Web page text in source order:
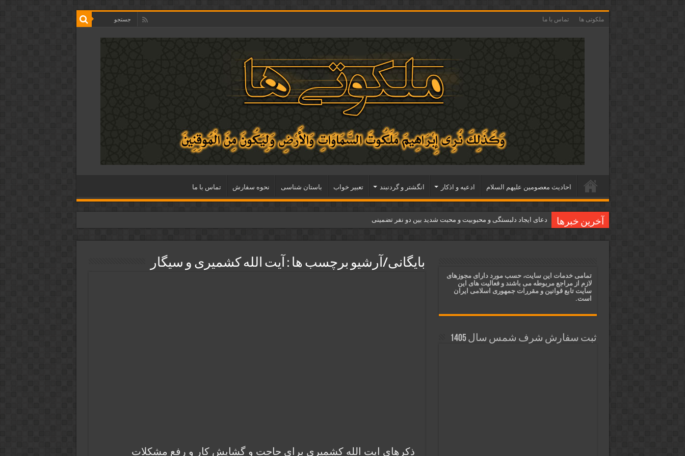
ملکوتی ها تماس با ما
احاديث معصومين عليهم السلام ادعيه و اذكار انگشتر و گردنبند تعبیر خواب باستان شناسی نحوه سفارش تماس با ما
آخرین خبرها دعای ایجاد دلبستگی و محبوبیت و محبت شدید بین دو نفر تضمینی
دعای ایجاد عشق و محبت آتشین در قلب معشوق | متن دعا، روش خواندن
آیات قرآنی برای استجابت دعا و آسان شدن کارها و برآورده شدن حاجت
بایگانی/آرشیو برچسب ها : آیت الله کشمیری و سیگار
ذکرهای ایت الله کشمیری برای حاجت و گشایش کار و رفع مشکلات
تمامی خدمات این سایت، حسب مورد دارای مجوزهای
لازم از مراجع مربوطه می باشند و فعالیت های این
سایت تابع قوانین و مقررات جمهوری اسلامی ایران
است.
ثبت سفارش شرف شمس سال 1405